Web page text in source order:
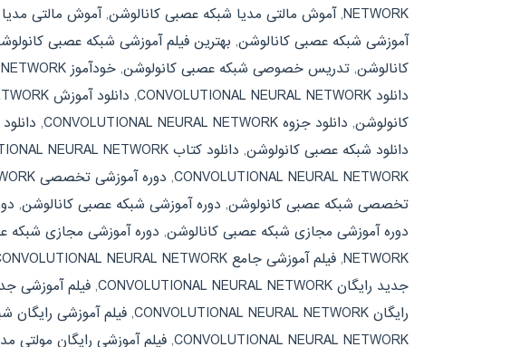
NETWORK
,آموش مالتی مدیا شبکه عصبی کانالوشن,آموش مالتی
آموزشی شبکه عصبی کانالوشن, بهترین فیلم آموزشی شبکه عصبی
کانالوشن,تدریس خصوصی شبکه عصبی کانولوشن,خودآموز CONVOLUTIONAL NEURAL NETWORK
دانلود CONVOLUTIONAL NEURAL NETWORK
, دانلود آموزش CONVOLUTIONAL NEURAL NETWORK
کانولوشن, دانلود جزوه CONVOLUTIONAL NEURAL NETWORK ,
دانلود شبکه عصبی کانولوشن, دانلود کتاب CONVOLUTIONAL NEURAL NETWORK
CONVOLUTIONAL NEURAL NETWORK
, دوره آموزشی تخصصی CONVOLUTIONAL NEURAL NETWORK
تخصصی شبکه عصبی کانولوشن, دوره آموزشی شبکه عصبی کانالوشن,
دوره آموزشی مجازی شبکه عصبی کانالوشن, دوره آموزشی مجازی شبکه
NETWORK
,فیلم آموزشی جامع CONVOLUTIONAL NEURAL NETWORK
جدید رایگان CONVOLUTIONAL NEURAL NETWORK
,فیلم آموزشی
رایگان CONVOLUTIONAL NEURAL NETWORK
,فیلم آموزشی رایگان
CONVOLUTIONAL NEURAL NETWORK
,فیلم آموزشی رایگان مولتی